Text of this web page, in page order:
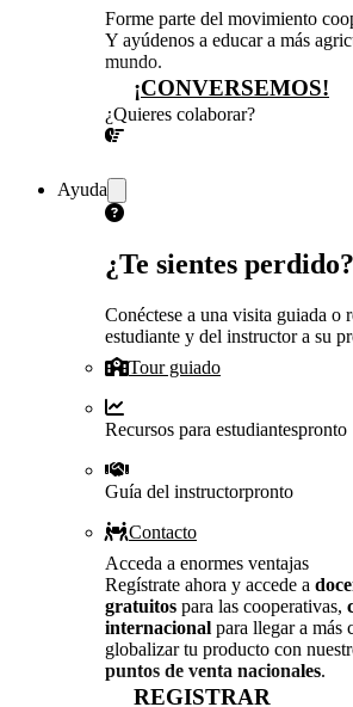
Forme parte del movimiento
Y ayúdenos a educar a más
mundo.
¡CONVERSEMOS!
¿Quieres colaborar?
Ayuda
¿Te sientes perdido?
Conéctese a una visita guiada o
estudiante y del instructor a su
Tour guiado
Recursos para estudiantespronto
Guía del instructorpronto
Contacto
Acceda a enormes ventajas
Regístrate ahora y accede a
gratuitos para las cooperativas,
internacional para llegar a más
globalizar tu producto con
puntos de venta nacionales.
REGISTRAR